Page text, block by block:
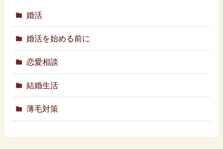
婚活
婚活を始める前に
恋愛相談
結婚生活
薄毛対策